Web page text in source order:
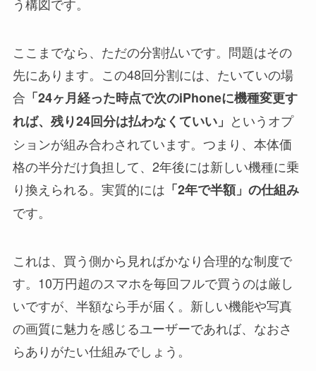
ここまでなら、ただの分割払いです。問題はその
先にあります。この48回分割には、たいていの場
合 「24ヶ月経った時点で次のiPhoneに機種変更す
れば、残り24回分は払わなくていい」 というオプ
ションが組み合わされています。つまり、本体価
格の半分だけ負担して、2年後には新しい機種に乗
り換えられる。実質的には 「2年で半額」の仕組み
です。
これは、買う側から見ればかなり合理的な制度で
す。10万円超のスマホを毎回フルで買うのは厳し
いですが、半額なら手が届く。新しい機能や写真
の画質に魅力を感じるユーザーであれば、なおさ
らありがたい仕組みでしょう。